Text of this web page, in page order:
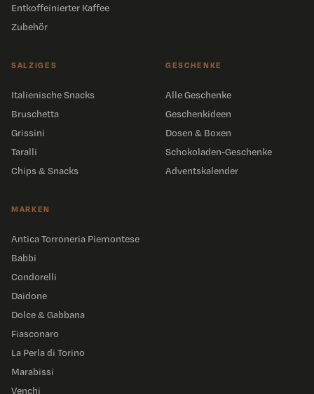
Entkoffeinierter Kaffee
Zubehör
SALZIGES
Italienische Snacks
Bruschetta
Grissini
Taralli
Chips & Snacks
GESCHENKE
Alle Geschenke
Geschenkideen
Dosen & Boxen
Schokoladen-Geschenke
Adventskalender
MARKEN
Antica Torroneria Piemontese
Babbi
Condorelli
Daidone
Dolce & Gabbana
Fiasconaro
La Perla di Torino
Marabissi
Venchi